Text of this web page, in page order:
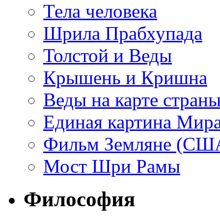
Тела человека
Шрила Прабхупада
Толстой и Веды
Крышень и Кришна
Веды на карте
Единая картина
Фильм Земляне
Мост Шри Рамы
Философия